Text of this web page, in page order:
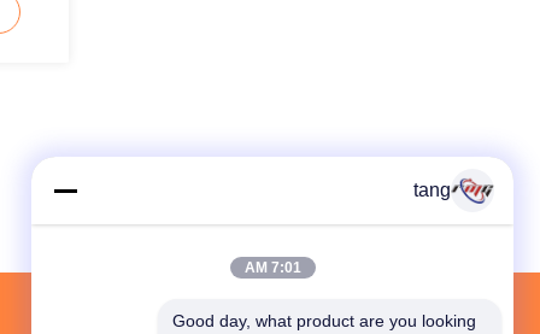
tang
7:01 AM
Good day, what product are you looking